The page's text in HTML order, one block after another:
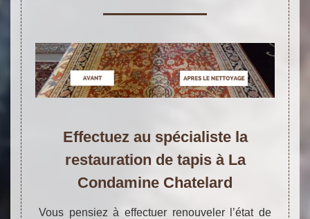
Effectuez au spécialiste la
restauration de tapis à La
Condamine Chatelard
Vous pensiez à effectuer renouveler l’état de